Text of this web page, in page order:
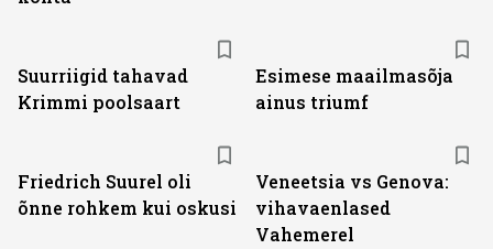
Suurriigid tahavad
Krimmi poolsaart
Esimese maailmasõja
ainus triumf
Friedrich Suurel oli
õnne rohkem kui oskusi
Veneetsia vs Genova:
vihavaenlased
Vahemerel